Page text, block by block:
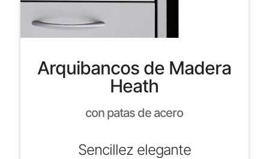
Arquibancos de Madera
Heath
con patas de acero
Sencillez elegante